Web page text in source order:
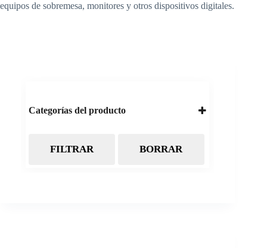
equipos de sobremesa, monitores y otros dispositivos digitales.
Categorías del producto
Almacenamiento
FILTRAR BORRAR